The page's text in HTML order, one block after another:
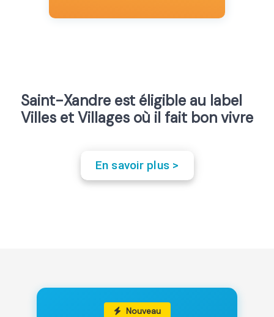
Saint-Xandre est éligible au label
Villes et Villages où il fait bon vivre
En savoir plus >
Nouveau